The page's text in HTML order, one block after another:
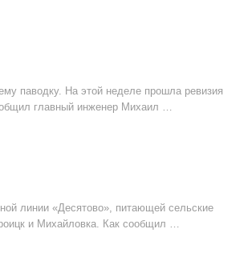
паводку. На этой неделе прошла ревизия
главный инженер Михаил …
линии «Десятово», питающей сельские
и Михайловка. Как сообщил …